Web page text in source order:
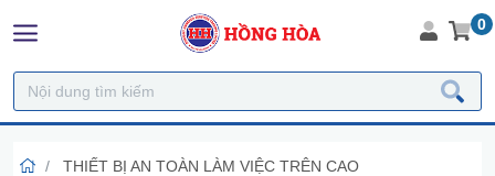
0
THIẾT BỊ AN TOÀN LÀM VIỆC TRÊN CAO